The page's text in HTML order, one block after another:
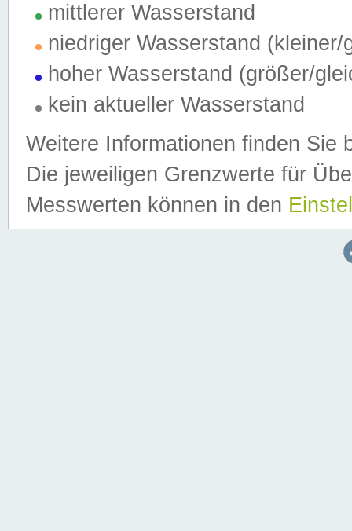
mittlerer Wasserstand
niedriger Wasserstand (kleiner/
hoher Wasserstand (größer/
kein aktueller Wasserstand
Weitere Informationen finden Sie
Die jeweiligen Grenzwerte für
Messwerten können in den